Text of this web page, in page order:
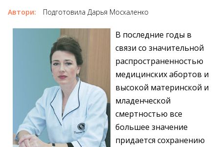
Автори: Подготовила Дарья Москаленко
В последние годы в
связи со значительной
распространенностью
медицинских абортов и
высокой материнской и
младенческой
смертностью все
большее значение
придается сохранению